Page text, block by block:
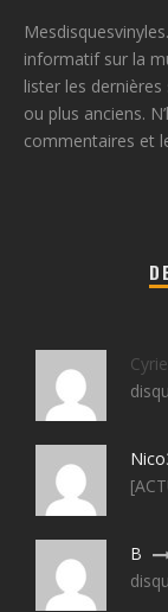
informatif sur la
lister les
ou plus anciens.
commentaires et
B